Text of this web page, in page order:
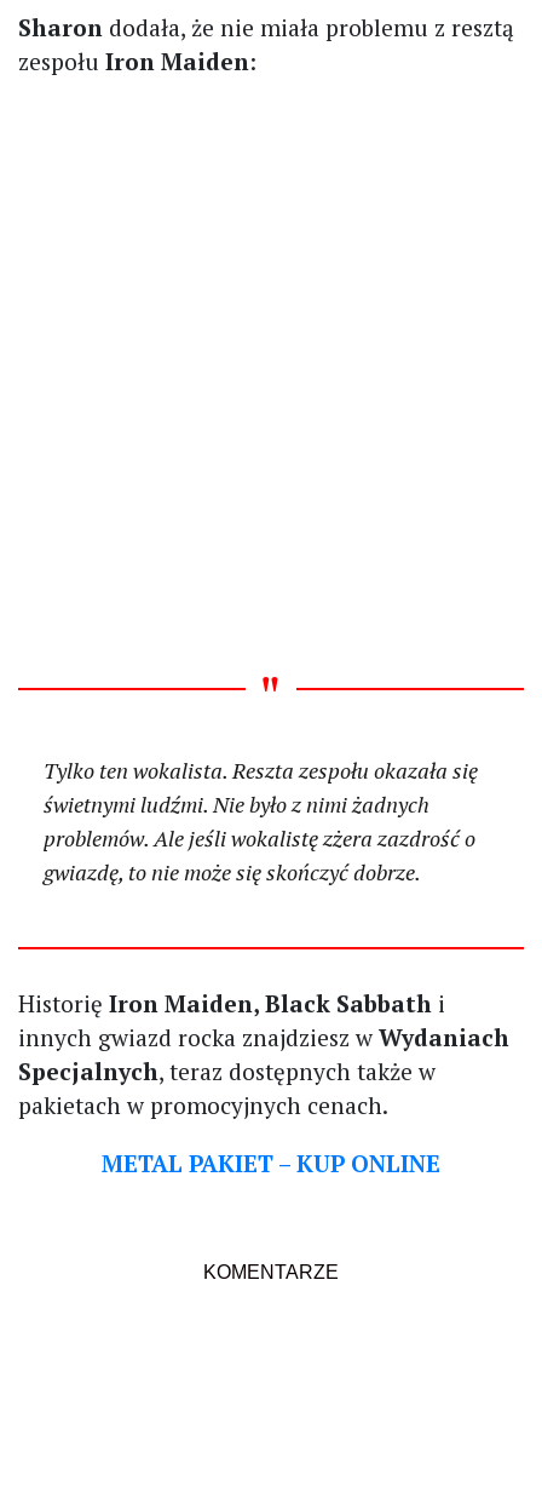
Sharon dodała, że nie miała problemu z resztą
zespołu Iron Maiden:
Tylko ten wokalista. Reszta zespołu okazała się
świetnymi ludźmi. Nie było z nimi żadnych
problemów. Ale jeśli wokalistę zżera zazdrość o
gwiazdę, to nie może się skończyć dobrze.
Historię Iron Maiden, Black Sabbath i
innych gwiazd rocka znajdziesz w Wydaniach
Specjalnych, teraz dostępnych także w
pakietach w promocyjnych cenach.
METAL PAKIET – KUP ONLINE
KOMENTARZE